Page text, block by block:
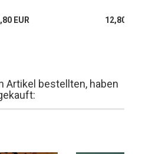
EUR 12,80
Artikel bestellten, haben